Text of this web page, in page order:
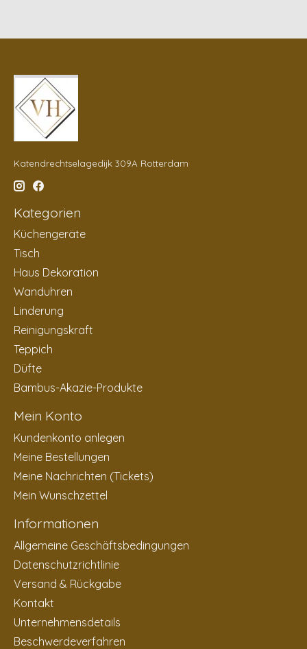
Katendrechtselagedijk 309A Rotterdam
Kategorien
Küchengeräte
Tisch
Haus Dekoration
Wanduhren
Linderung
Reinigungskraft
Teppich
Düfte
Bambus-Akazie-Produkte
Mein Konto
Kundenkonto anlegen
Meine Bestellungen
Meine Nachrichten (Tickets)
Mein Wunschzettel
Informationen
Allgemeine Geschäftsbedingungen
Datenschutzrichtlinie
Versand & Rückgabe
Kontakt
Unternehmensdetails
Beschwerdeverfahren